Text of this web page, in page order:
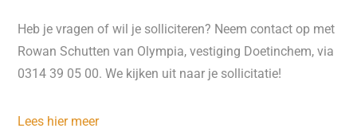
Heb je vragen of wil je solliciteren? Neem contact op met
Rowan Schutten van Olympia, vestiging Doetinchem, via
0314 39 05 00. We kijken uit naar je sollicitatie!
Lees hier meer